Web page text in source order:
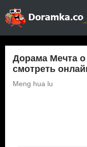
Дорама Мечта о
смотреть
Meng hua lu